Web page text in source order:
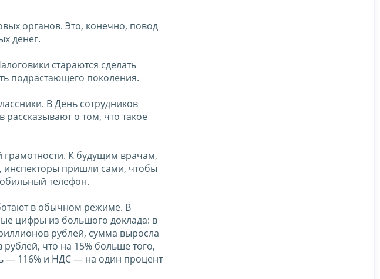
органов. Это, конечно, повод
денег.
стараются сделать
подрастающего поколения.
В День сотрудников
о том, что такое
грамотности. К будущим врачам,
инспекторы пришли сами, чтобы
телефон.
в обычном режиме. В
цифры из большого доклада: в
рублей, сумма выросла
что на 15% больше того,
— 116% и НДС — на один процент